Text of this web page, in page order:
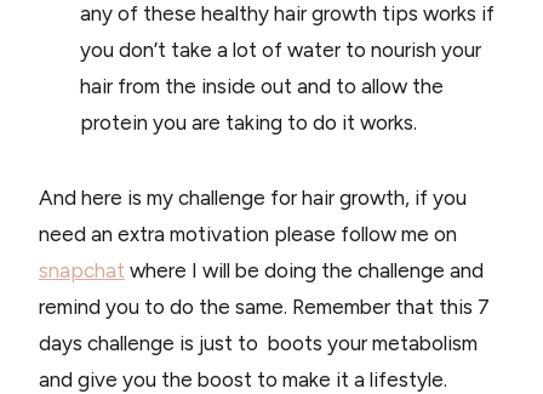
any of these healthy hair growth tips works if
you don’t take a lot of water to nourish your
hair from the inside out and to allow the
protein you are taking to do it works.
And here is my challenge for hair growth, if you
need an extra motivation please follow me on
snapchat where I will be doing the challenge and
remind you to do the same. Remember that this 7
days challenge is just to boots your metabolism
and give you the boost to make it a lifestyle.